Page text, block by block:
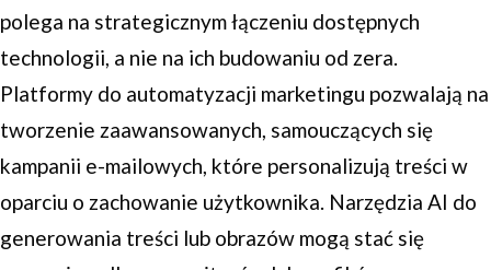
polega na strategicznym łączeniu dostępnych
technologii, a nie na ich budowaniu od zera.
Platformy do automatyzacji marketingu pozwalają na
tworzenie zaawansowanych, samouczących się
kampanii e-mailowych, które personalizują treści w
oparciu o zachowanie użytkownika. Narzędzia AI do
generowania treści lub obrazów mogą stać się